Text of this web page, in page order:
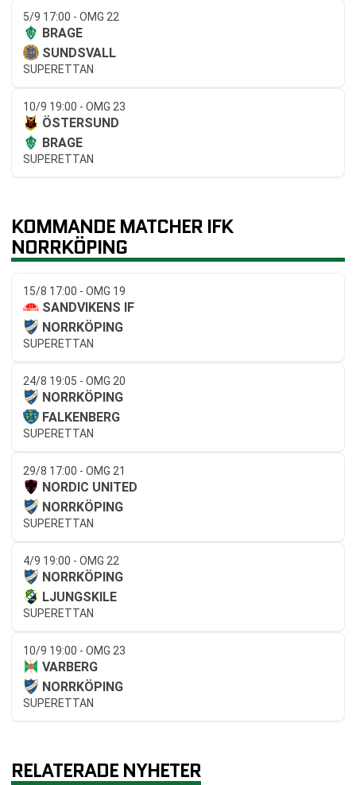
5/9 17:00 - OMG 22
BRAGE
SUNDSVALL
SUPERETTAN
10/9 19:00 - OMG 23
ÖSTERSUND
BRAGE
SUPERETTAN
KOMMANDE MATCHER IFK
NORRKÖPING
15/8 17:00 - OMG 19
SANDVIKENS IF
NORRKÖPING
SUPERETTAN
24/8 19:05 - OMG 20
NORRKÖPING
FALKENBERG
SUPERETTAN
29/8 17:00 - OMG 21
NORDIC UNITED
NORRKÖPING
SUPERETTAN
4/9 19:00 - OMG 22
NORRKÖPING
LJUNGSKILE
SUPERETTAN
10/9 19:00 - OMG 23
VARBERG
NORRKÖPING
SUPERETTAN
RELATERADE NYHETER